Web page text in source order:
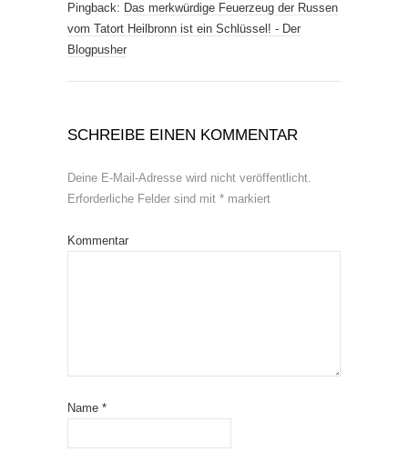
Pingback: Das merkwürdige Feuerzeug der Russen
vom Tatort Heilbronn ist ein Schlüssel! - Der
Blogpusher
SCHREIBE EINEN KOMMENTAR
Deine E-Mail-Adresse wird nicht veröffentlicht.
Erforderliche Felder sind mit * markiert
Kommentar
Name *